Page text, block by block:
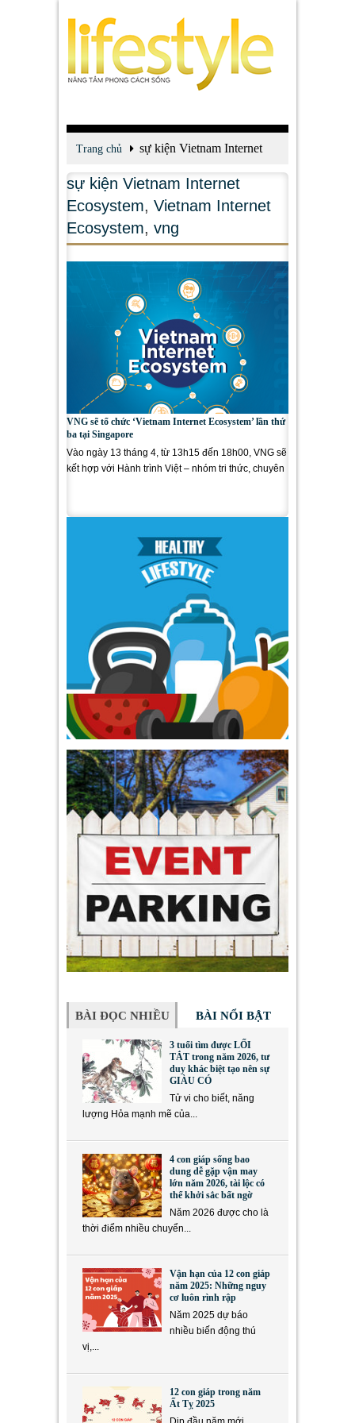
Trang chủ sự kiện Vietnam Internet
Ecosystem
sự kiện Vietnam Internet
Ecosystem, Vietnam Internet
Ecosystem, vng
VNG sẽ tổ chức ‘Vietnam Internet Ecosystem’ lần thứ
ba tại Singapore
Vào ngày 13 tháng 4, từ 13h15 đến 18h00, VNG sẽ
kết hợp với Hành trình Việt – nhóm tri thức, chuyên
BÀI ĐỌC NHIỀU BÀI NỔI BẬT
3 tuổi tìm được LỐI
TẮT trong năm 2026, tư
duy khác biệt tạo nên sự
GIÀU CÓ
Tử vi cho biết, năng
lượng Hỏa mạnh mẽ của...
4 con giáp sống bao
dung dễ gặp vận may
lớn năm 2026, tài lộc có
thể khởi sắc bất ngờ
Năm 2026 được cho là
thời điểm nhiều chuyển...
Vận hạn của 12 con giáp
năm 2025: Những nguy
cơ luôn rình rập
Năm 2025 dự báo
nhiều biến động thú
vị,...
12 con giáp trong năm
Ất Tỵ 2025